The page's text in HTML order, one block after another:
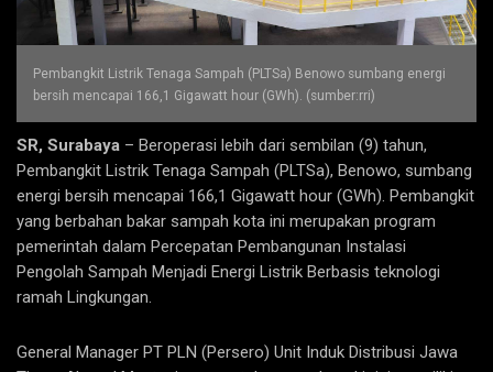
Pembangkit Listrik Tenaga Sampah (PLTSa) Benowo sumbang energi
bersih mencapai 166,1 Gigawatt hour (GWh). (sumber:rri)
SR, Surabaya – Beroperasi lebih dari sembilan (9) tahun,
Pembangkit Listrik Tenaga Sampah (PLTSa), Benowo, sumbang
energi bersih mencapai 166,1 Gigawatt hour (GWh). Pembangkit
yang berbahan bakar sampah kota ini merupakan program
pemerintah dalam Percepatan Pembangunan Instalasi
Pengolah Sampah Menjadi Energi Listrik Berbasis teknologi
ramah Lingkungan.
General Manager PT PLN (Persero) Unit Induk Distribusi Jawa